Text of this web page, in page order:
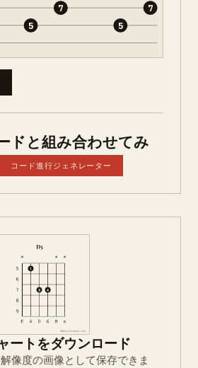
5
7
5
7
ドと組み合わせてみ
コード進行ジェネレーター
ートをダウンロード
像度の画像として保存できま